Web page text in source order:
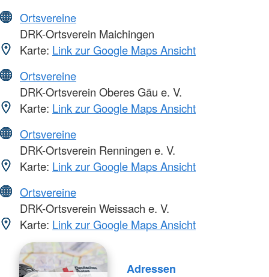
Ortsvereine
DRK-Ortsverein Maichingen
Karte: Link zur Google Maps Ansicht
Ortsvereine
DRK-Ortsverein Oberes Gäu e. V.
Karte: Link zur Google Maps Ansicht
Ortsvereine
DRK-Ortsverein Renningen e. V.
Karte: Link zur Google Maps Ansicht
Ortsvereine
DRK-Ortsverein Weissach e. V.
Karte: Link zur Google Maps Ansicht
Adressen